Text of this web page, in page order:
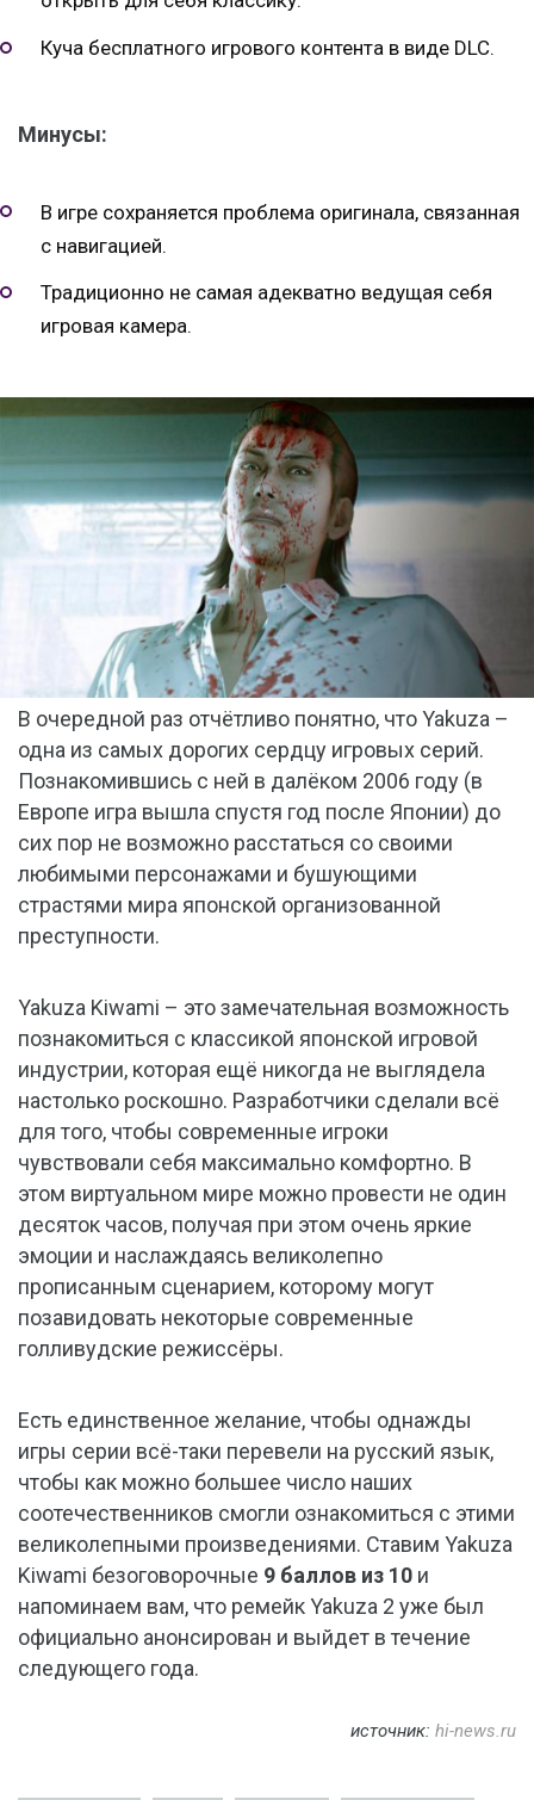
Куча бесплатного игрового контента в виде DLC.
Минусы:
В игре сохраняется проблема оригинала, связанная
с навигацией.
Традиционно не самая адекватно ведущая себя
игровая камера.
В очередной раз отчётливо понятно, что Yakuza –
одна из самых дорогих сердцу игровых серий.
Познакомившись с ней в далёком 2006 году (в
Европе игра вышла спустя год после Японии) до
сих пор не возможно расстаться со своими
любимыми персонажами и бушующими
страстями мира японской организованной
преступности.
Yakuza Kiwami – это замечательная возможность
познакомиться с классикой японской игровой
индустрии, которая ещё никогда не выглядела
настолько роскошно. Разработчики сделали всё
для того, чтобы современные игроки
чувствовали себя максимально комфортно. В
этом виртуальном мире можно провести не один
десяток часов, получая при этом очень яркие
эмоции и наслаждаясь великолепно
прописанным сценарием, которому могут
позавидовать некоторые современные
голливудские режиссёры.
Есть единственное желание, чтобы однажды
игры серии всё-таки перевели на русский язык,
чтобы как можно большее число наших
соотечественников смогли ознакомиться с этими
великолепными произведениями. Ставим Yakuza
Kiwami безоговорочные 9 баллов из 10 и
напоминаем вам, что ремейк Yakuza 2 уже был
официально анонсирован и выйдет в течение
следующего года.
источник: hi-news.ru